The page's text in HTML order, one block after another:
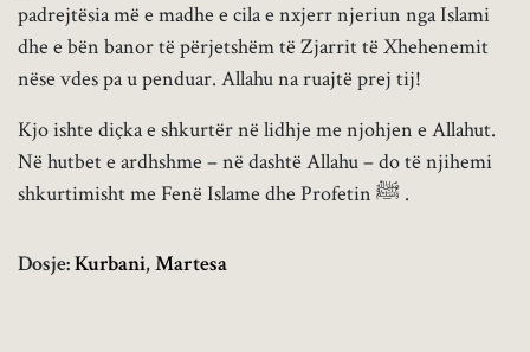
padrejtësia më e madhe e cila e nxjerr njeriun nga Islami
dhe e bën banor të përjetshëm të Zjarrit të Xhehenemit
nëse vdes pa u penduar. Allahu na ruajtë prej tij!
Kjo ishte diçka e shkurtër në lidhje me njohjen e Allahut.
Në hutbet e ardhshme – në dashtë Allahu – do të njihemi
shkurtimisht me Fenë Islame dhe Profetin ﷺ .
Dosje:Kurbani,Martesa